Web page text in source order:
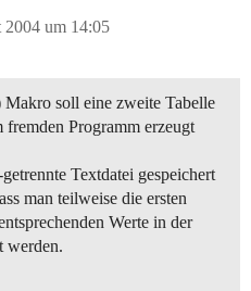
2004 um 14:05
Makro soll eine zweite Tabelle
Programm erzeugt
Textdatei gespeichert
man teilweise die ersten
Werte in der
werden.